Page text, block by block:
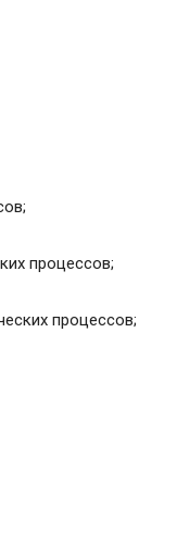
процессов;
процессов;